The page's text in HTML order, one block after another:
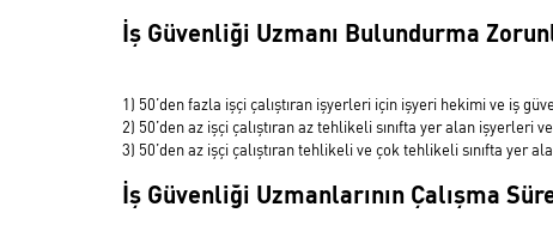
İş Güvenliği Uzmanı Bulundurma
1) 50’den fazla işçi çalıştıran işyerleri için işyeri hekimi ve iş
2) 50’den az işçi çalıştıran az tehlikeli sınıfta yer alan işyerleri
3) 50’den az işçi çalıştıran tehlikeli ve çok tehlikeli sınıfta yer
İş Güvenliği Uzmanlarının Çalışma